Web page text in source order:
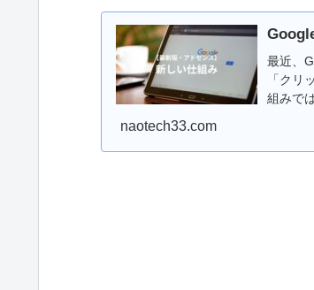
最近、
「クリ
組みで
素が増
naotech33.com